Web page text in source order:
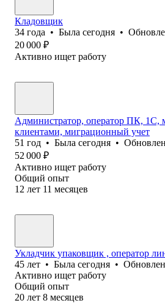
Кладовщик
34 года • Была сегодня •
20 000 ₽
Активно ищет работу
Администратор, оператор ПК, 1С,
клиентами, миграционный учет
51 год • Была сегодня •
52 000 ₽
Активно ищет работу
Общий опыт
12 лет 11 месяцев
Укладчик упаковщик , оператор
45 лет • Была сегодня •
Активно ищет работу
Общий опыт
20 лет 8 месяцев